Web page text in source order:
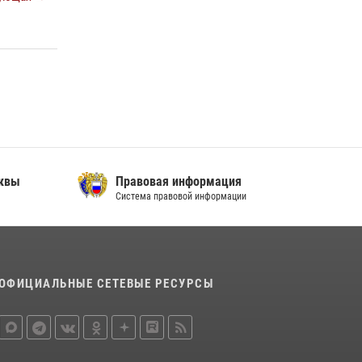
Правовая информация
Система правовой информации
СЕТЕВЫЕ РЕСУРСЫ